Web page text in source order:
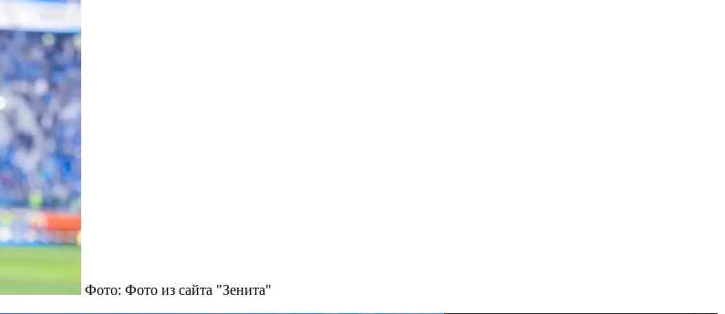
Фото: Фото из сайта "Зенита"